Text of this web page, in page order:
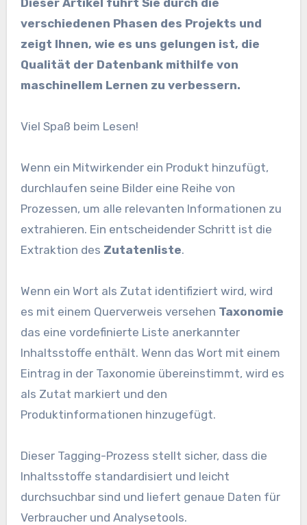
verschiedenen Phasen des Projekts und
zeigt Ihnen, wie es uns gelungen ist, die
Qualität der Datenbank mithilfe von
maschinellem Lernen zu verbessern.
Viel Spaß beim Lesen!
Wenn ein Mitwirkender ein Produkt hinzufügt,
durchlaufen seine Bilder eine Reihe von
Prozessen, um alle relevanten Informationen zu
extrahieren. Ein entscheidender Schritt ist die
Extraktion des Zutatenliste.
Wenn ein Wort als Zutat identifiziert wird, wird
es mit einem Querverweis versehen Taxonomie
das eine vordefinierte Liste anerkannter
Inhaltsstoffe enthält. Wenn das Wort mit einem
Eintrag in der Taxonomie übereinstimmt, wird es
als Zutat markiert und den
Produktinformationen hinzugefügt.
Dieser Tagging-Prozess stellt sicher, dass die
Inhaltsstoffe standardisiert und leicht
durchsuchbar sind und liefert genaue Daten für
Verbraucher und Analysetools.